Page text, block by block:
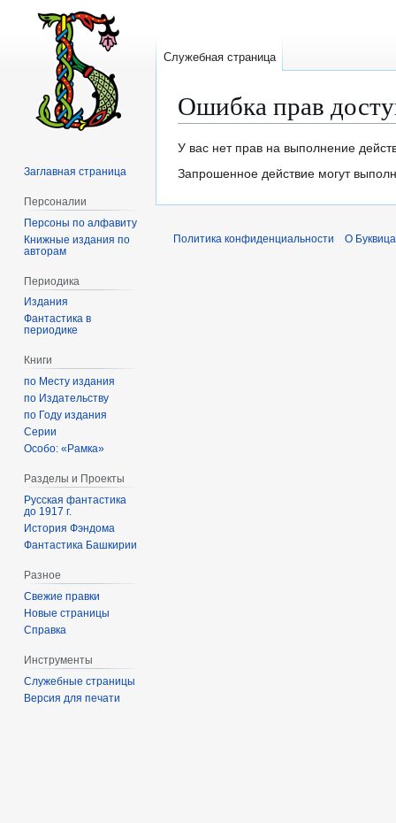
Ошибка прав
Перейти
к
Перейти
к
У вас нет прав на выполнение
Запрошенное действие могут
Служебная страница
Заглавная страница
Персоналии
Персоны по алфавиту
Книжные издания по
авторам
Периодика
Издания
Фантастика в
периодике
Книги
по Месту издания
по Издательству
по Году издания
Серии
Особо: «Рамка»
Разделы и Проекты
Русская фантастика
до 1917 г.
История Фэндома
Фантастика Башкирии
Разное
Свежие правки
Новые страницы
Справка
Инструменты
Служебные страницы
Версия для печати
Политика конфиденциальности О Буквица